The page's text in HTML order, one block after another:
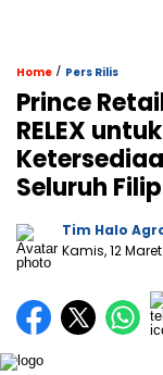
Home / Pers Rilis
Prince
RELEX
Seluruh
Tim Halo
Kamis, 12